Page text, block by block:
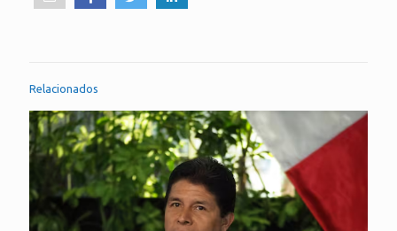
Relacionados